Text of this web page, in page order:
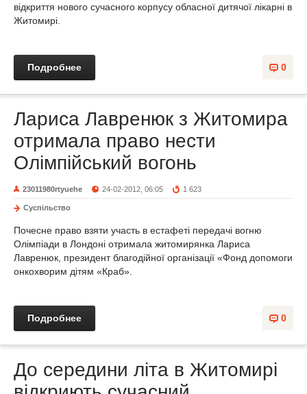
відкриття нового сучасного корпусу обласної дитячої лікарні в
Житомирі.
0
Подробнее
Лариса Лавренюк з Житомира
отримала право нести
Олімпійський вогонь
23011980rtyuehe 24-02-2012, 06:05 1 623
Суспільство
Почесне право взяти участь в естафеті передачі вогню
Олімпіади в Лондоні отримала житомирянка Лариса
Лавренюк, президент благодійної організації «Фонд допомоги
онкохворим дітям «Краб».
0
Подробнее
До середини літа в Житомирі